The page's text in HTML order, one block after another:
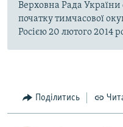
Верховна Рада України
початку тимчасової
Росією 20 лютого 2014
Поділитись